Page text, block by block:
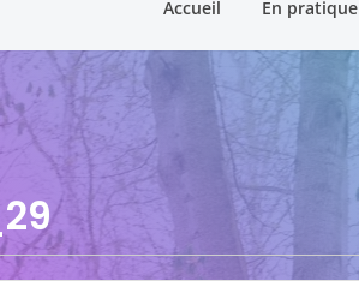
Accueil En pratique